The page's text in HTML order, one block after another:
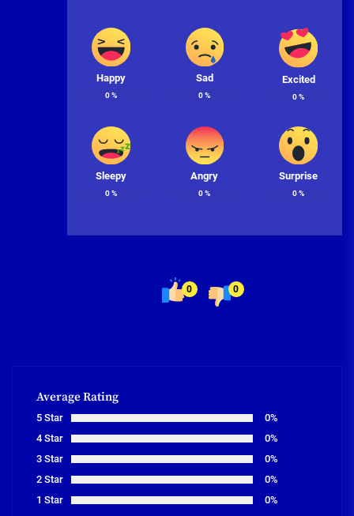
Happy
0%
Sad
0%
Excited
0%
Sleepy
0%
Angry
0%
Surprise
0%
0 0
Average Rating
5 Star
0%
4 Star
0%
3 Star
0%
2 Star
0%
1 Star
0%